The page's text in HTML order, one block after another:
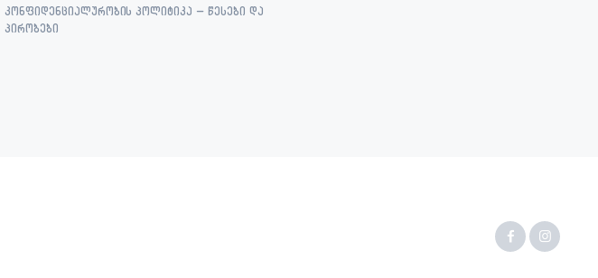
კონფიდენციალურობის პოლიტიკა – წესები და
პირობები